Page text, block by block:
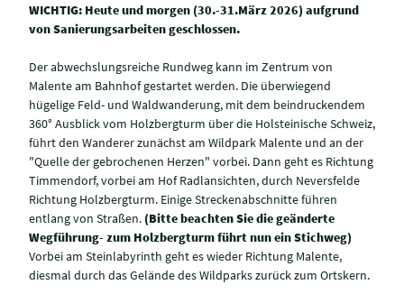
WICHTIG: Heute und morgen (30.-31.März 2026) aufgrund
von Sanierungsarbeiten geschlossen.
Der abwechslungsreiche Rundweg kann im Zentrum von
Malente am Bahnhof gestartet werden. Die überwiegend
hügelige Feld- und Waldwanderung, mit dem beindruckendem
360° Ausblick vom Holzbergturm über die Holsteinische Schweiz,
führt den Wanderer zunächst am Wildpark Malente und an der
"Quelle der gebrochenen Herzen" vorbei. Dann geht es Richtung
Timmendorf, vorbei am Hof Radlansichten, durch Neversfelde
Richtung Holzbergturm. Einige Streckenabschnitte führen
entlang von Straßen. (Bitte beachten Sie die geänderte
Wegführung- zum Holzbergturm führt nun ein Stichweg)
Vorbei am Steinlabyrinth geht es wieder Richtung Malente,
diesmal durch das Gelände des Wildparks zurück zum Ortskern.